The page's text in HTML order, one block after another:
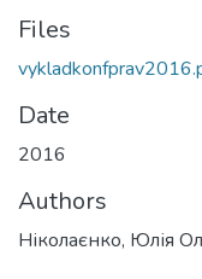
Files
Date
2016
Authors
Ніколаєнко, Юлія